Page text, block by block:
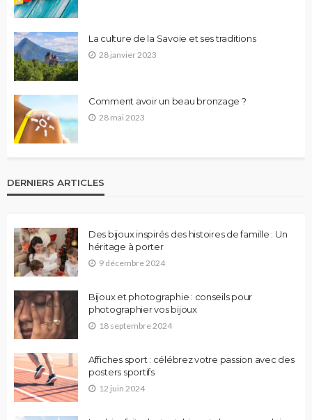
La culture de la Savoie et ses traditions
28 janvier 2023
Comment avoir un beau bronzage ?
28 mai 2023
DERNIERS ARTICLES
Des bijoux inspirés des histoires de famille : Un
héritage à porter
9 décembre 2024
Bijoux et photographie : conseils pour
photographier vos bijoux
18 septembre 2024
Affiches sport : célébrez votre passion avec des
posters sportifs
12 juin 2024